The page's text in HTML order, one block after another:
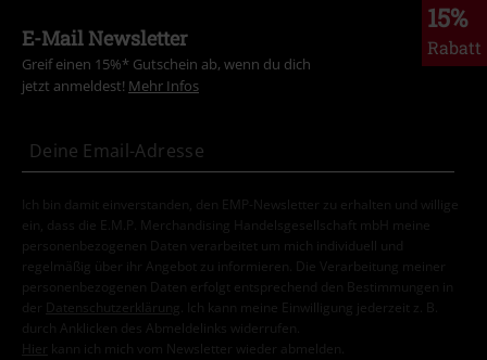
15%
Rabatt
E-Mail Newsletter
Greif einen 15%* Gutschein ab, wenn du dich
jetzt anmeldest! Mehr Infos
Ich bin damit einverstanden, den EMP-Newsletter zu erhalten und willige
ein, dass die E.M.P. Merchandising Handelsgesellschaft mbH meine
personenbezogenen Daten verarbeitet um mich individuell und
regelmäßig über ihr Angebot zu informieren. Die Verarbeitung meiner
personenbezogenen Daten erfolgt entsprechend den Bestimmungen in
der
Datenschutzerklärung
. Ich kann meine Einwilligung jederzeit z. B.
durch Anklicken des Abmeldelinks widerrufen.
Hier kann ich mich vom Newsletter wieder abmelden.